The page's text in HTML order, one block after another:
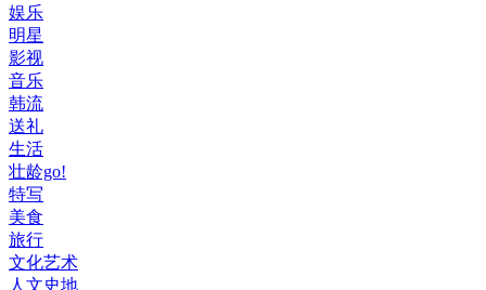
娱乐
明星
影视
音乐
韩流
送礼
生活
壮龄go!
特写
美食
旅行
文化艺术
人文史地